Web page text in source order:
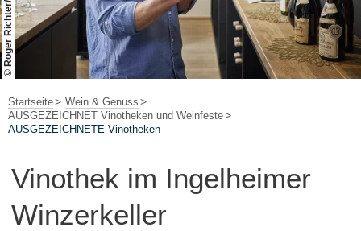
ShopRheinhessen-Blog Karte
Startseite
Wein & Genuss
AUSGEZEICHNET Vinotheken und Weinfeste
AUSGEZEICHNETE Vinotheken
Vinothek im Ingelheimer
Winzerkeller